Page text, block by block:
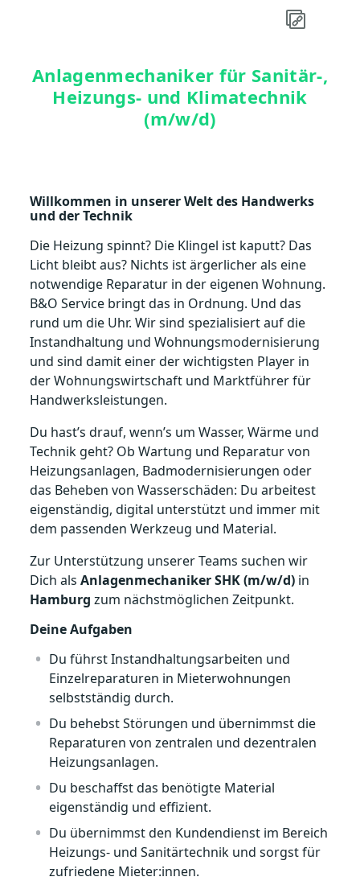
Anlagenmechaniker für Sanitär-,
Heizungs- und Klimatechnik
(m/w/d)
Willkommen in unserer Welt des Handwerks
und der Technik
Die Heizung spinnt? Die Klingel ist kaputt? Das
Licht bleibt aus? Nichts ist ärgerlicher als eine
notwendige Reparatur in der eigenen Wohnung.
B&O Service bringt das in Ordnung. Und das
rund um die Uhr. Wir sind spezialisiert auf die
Instandhaltung und Wohnungsmodernisierung
und sind damit einer der wichtigsten Player in
der Wohnungswirtschaft und Marktführer für
Handwerksleistungen.
Du hast’s drauf, wenn’s um Wasser, Wärme und
Technik geht? Ob Wartung und Reparatur von
Heizungsanlagen, Badmodernisierungen oder
das Beheben von Wasserschäden: Du arbeitest
eigenständig, digital unterstützt und immer mit
dem passenden Werkzeug und Material.
Zur Unterstützung unserer Teams suchen wir
Dich alsAnlagenmechaniker SHK (m/w/d) in
Hamburgzum nächstmöglichen Zeitpunkt.
Deine Aufgaben
Du führst Instandhaltungsarbeiten und
Einzelreparaturen in Mieterwohnungen
selbstständig durch.
Du behebst Störungen und übernimmst die
Reparaturen von zentralen und dezentralen
Heizungsanlagen.
Du beschaffst das benötigte Material
eigenständig und effizient.
Du übernimmst den Kundendienst im Bereich
Heizungs- und Sanitärtechnik und sorgst für
zufriedene Mieter:innen.